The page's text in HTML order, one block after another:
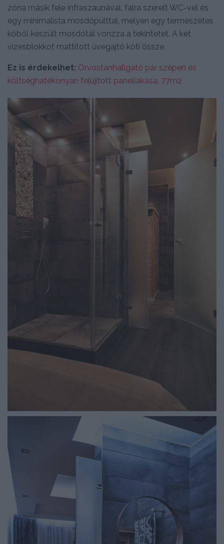
zóna másik fele infraszaunával, falra szerelt WC-vel és
egy minimalista mosdópulttal, melyen egy természetes
kőből készült mosdótál vonzza a tekintetet. A két
vizesblokkot mattított üvegajtó köti össze.
Ez is érdekelhet: Orvostanhallgató pár szépen és
költséghatékonyan felújított panellakása, 77m2